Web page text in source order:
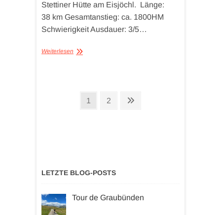
Stettiner Hütte am Eisjöchl. Länge:
38 km Gesamtanstieg: ca. 1800HM
Schwierigkeit Ausdauer: 3/5…
Weiterlesen
Seitennummerierung
Seite
1 Seite
2
LETZTE BLOG-POSTS
Tour de Graubünden